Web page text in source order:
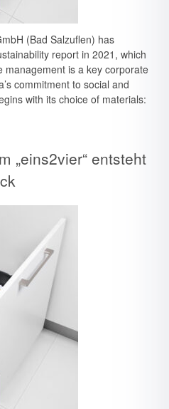
(Bad Salzuflen) has
report in 2021, which
management is a key corporate
commitment to social and
with its choice of materials:
„eins2vier“ entsteht